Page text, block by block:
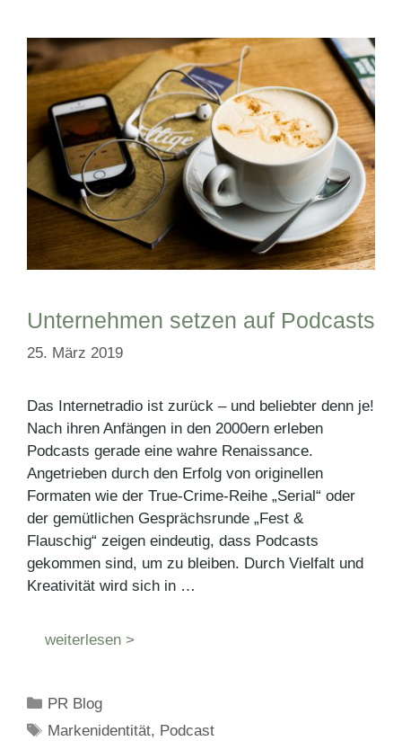
Unternehmen setzen auf Podcasts
25. März 2019
Das Internetradio ist zurück – und beliebter denn je!
Nach ihren Anfängen in den 2000ern erleben
Podcasts gerade eine wahre Renaissance.
Angetrieben durch den Erfolg von originellen
Formaten wie der True-Crime-Reihe „Serial“ oder
der gemütlichen Gesprächsrunde „Fest &
Flauschig“ zeigen eindeutig, dass Podcasts
gekommen sind, um zu bleiben. Durch Vielfalt und
Kreativität wird sich in …
weiterlesen >
Kategorien
PR Blog
Schlagwörter
Markenidentität, Podcast